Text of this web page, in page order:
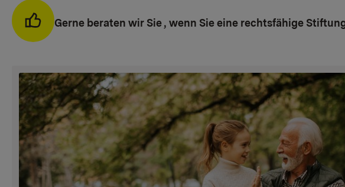
Gerne beraten wir Sie , wenn Sie eine rechtsfähige